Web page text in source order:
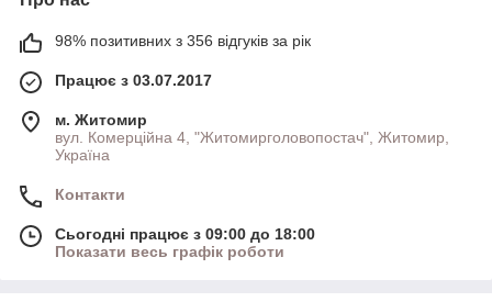
98% позитивних з 356 відгуків за рік
Працює з 03.07.2017
м. Житомир
вул. Комерційна 4, "Житомирголовопостач", Житомир,
Україна
Контакти
Сьогодні працює з 09:00 до 18:00
Показати весь графік роботи